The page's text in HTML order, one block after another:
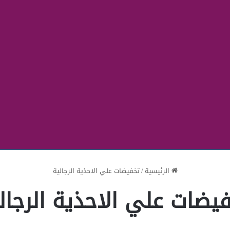
الرئيسية/تخفيضات علي الاحذية الرجالية
علي الاحذية